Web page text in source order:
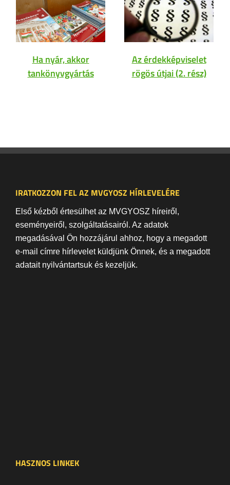
Ha nyár, akkor
tankönyvgyártás
Az érdekképviselet
rögös útjai (2. rész)
IRATKOZZON FEL AZ MVGYOSZ HÍRLEVELÉRE
Első kézből értesülhet az MVGYOSZ híreiről,
eseményeiről, szolgáltatásairól. Az adatok
megadásával Ön hozzájárul ahhoz, hogy a megadott
e-mail címre hírlevelet küldjünk Önnek, és a megadott
adatait nyilvántartsuk és kezeljük.
HASZNOS LINKEK